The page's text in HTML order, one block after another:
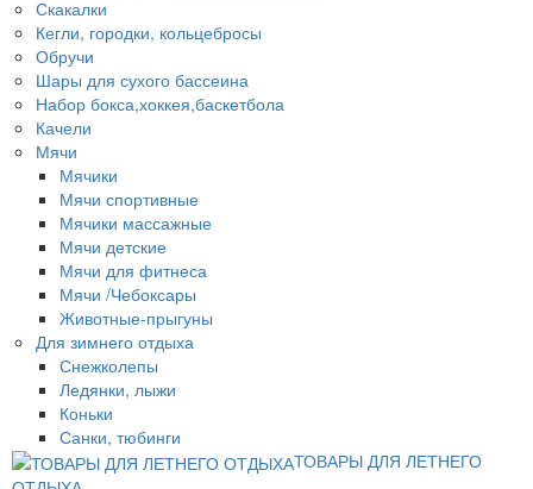
Скакалки
Кегли, городки, кольцебросы
Обручи
Шары для сухого бассеина
Набор бокса,хоккея,баскетбола
Качели
Мячи
Мячики
Мячи спортивные
Мячики массажные
Мячи детские
Мячи для фитнеса
Мячи /Чебоксары
Животные-прыгуны
Для зимнего отдыха
Снежколепы
Ледянки, лыжи
Коньки
Санки, тюбинги
ТОВАРЫ ДЛЯ ЛЕТНЕГО